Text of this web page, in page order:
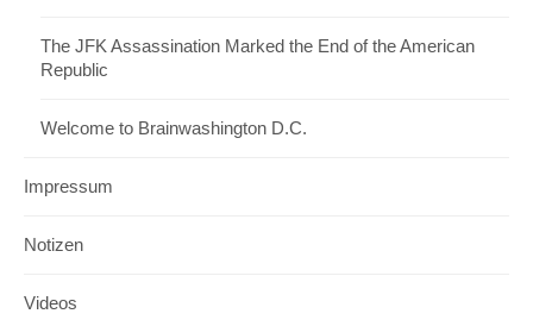
The JFK Assassination Marked the End of the American
Republic
Welcome to Brainwashington D.C.
Impressum
Notizen
Videos